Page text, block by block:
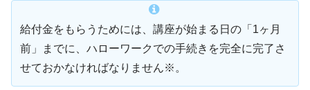
給付金をもらうためには、講座が始まる日の「1ヶ月
前」までに、ハローワークでの手続きを完全に完了さ
せておかなければなりません※。